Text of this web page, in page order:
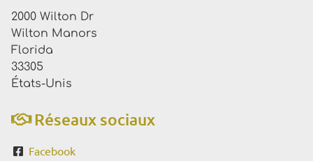
2000 Wilton Dr
Wilton Manors
Florida
33305
États-Unis
Réseaux sociaux
Facebook